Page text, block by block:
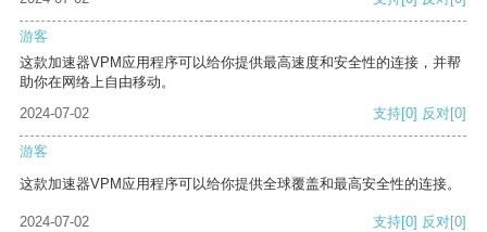
游客
这款加速器VPM应用程序可以给你提供最高速度和安全性的连接，并帮
助你在网络上自由移动。
2024-07-02
支持[0] 反对[0]
游客
这款加速器VPM应用程序可以给你提供全球覆盖和最高安全性的连接。
2024-07-02 支持[0] 反对[0]